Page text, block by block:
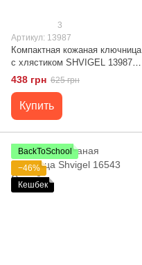
3
Артикул: 13987
Компактная кожаная ключница
с хлястиком SHVIGEL 13987
Красная
438 грн 625 грн
Купить
BackToSchool
−46%
Кешбек